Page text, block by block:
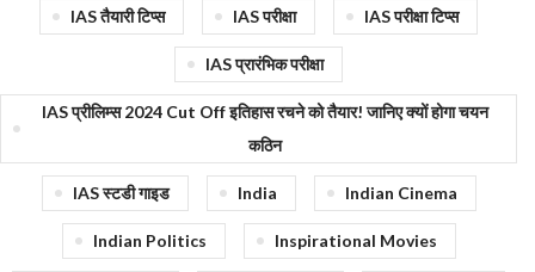
IAS तैयारी टिप्स IAS परीक्षा IAS परीक्षा टिप्स
IAS प्रारंभिक परीक्षा
IAS प्रीलिम्स 2024 Cut Off इतिहास रचने को तैयार! जानिए क्यों होगा चयन
कठिन
IAS स्टडी गाइड India Indian Cinema
Indian Politics Inspirational Movies